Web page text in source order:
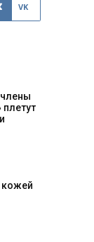
VK
плетут
кожей